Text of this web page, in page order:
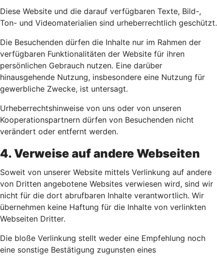
Diese Website und die darauf verfügbaren Texte, Bild-,
Ton- und Videomaterialien sind urheberrechtlich geschützt.
Die Besuchenden dürfen die Inhalte nur im Rahmen der
verfügbaren Funktionalitäten der Website für ihren
persönlichen Gebrauch nutzen. Eine darüber
hinausgehende Nutzung, insbesondere eine Nutzung für
gewerbliche Zwecke, ist untersagt.
Urheberrechtshinweise von uns oder von unseren
Kooperationspartnern dürfen von Besuchenden nicht
verändert oder entfernt werden.
4. Verweise auf andere Webseiten
Soweit von unserer Website mittels Verlinkung auf andere
von Dritten angebotene Websites verwiesen wird, sind wir
nicht für die dort abrufbaren Inhalte verantwortlich. Wir
übernehmen keine Haftung für die Inhalte von verlinkten
Webseiten Dritter.
Die bloße Verlinkung stellt weder eine Empfehlung noch
eine sonstige Bestätigung zugunsten eines